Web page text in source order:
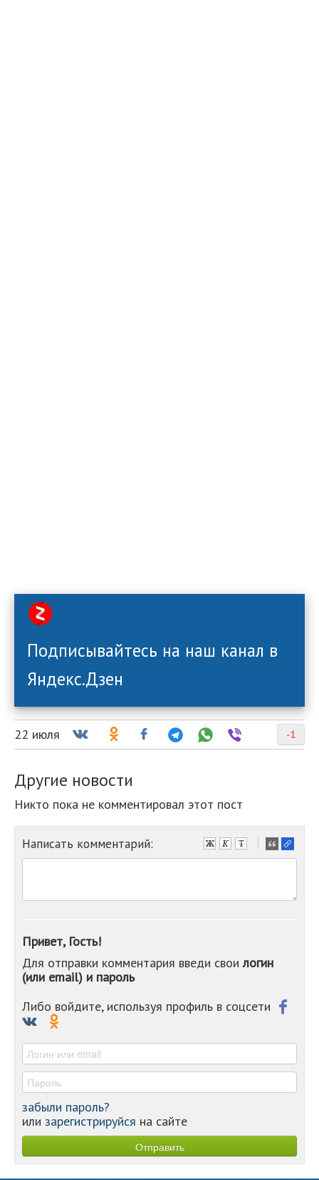
Подписывайтесь на наш канал в
Яндекс.Дзен
-1
22 июля
Другие новости
Никто пока не комментировал этот пост
Написать комментарий:
-
-
-
-
-
Привет, Гость!
Для отправки комментария введи своилогин
(или email) и пароль
Либо войдите, используя профиль в соцсети
забыли пароль?
или зарегистрируйся на сайте